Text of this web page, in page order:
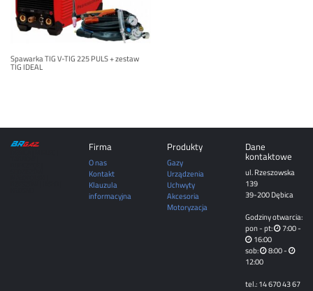
Spawarka TIG V-TIG 225 PULS + zestaw
TIG IDEAL
Firma
O nas
Kontakt
Klauzula
informacyjna
Produkty
Gazy
Urządzenia
Uchwyty
Akcesoria
Motoryzacja
Dane
kontaktowe
ul. Rzeszowska
139
39-200 Dębica
Godziny otwarcia:
pon - pt:
7:00 -
16:00
sob:
8:00 -
12:00
tel.: 14 670 43 67